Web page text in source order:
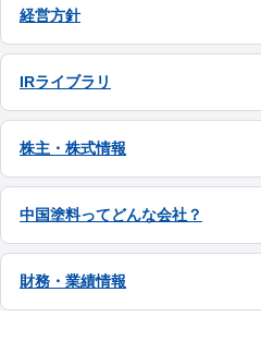
経営方針
IRライブラリ
株主・株式情報
中国塗料ってどんな会社？
財務・業績情報